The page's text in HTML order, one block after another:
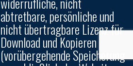
abtretbare, persönliche und
nicht übertragbare Lizenz für
Download und Kopieren
(vorübergehende Speicherung